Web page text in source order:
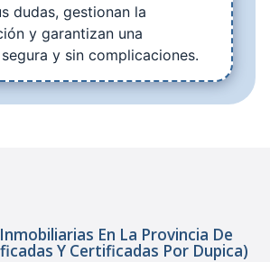
dudas, gestionan la
y garantizan una
y sin complicaciones.
En La Provincia De
Y Certificadas Por Dupica)